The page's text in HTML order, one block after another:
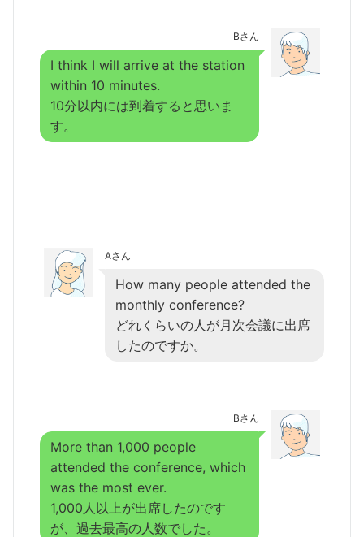
Bさん
I think I will arrive at the station
within 10 minutes.
10分以内には到着すると思いま
す。
Aさん
How many people attended the
monthly conference?
どれくらいの人が月次会議に出席
したのですか。
Bさん
More than 1,000 people
attended the conference, which
was the most ever.
1,000人以上が出席したのです
が、過去最高の人数でした。